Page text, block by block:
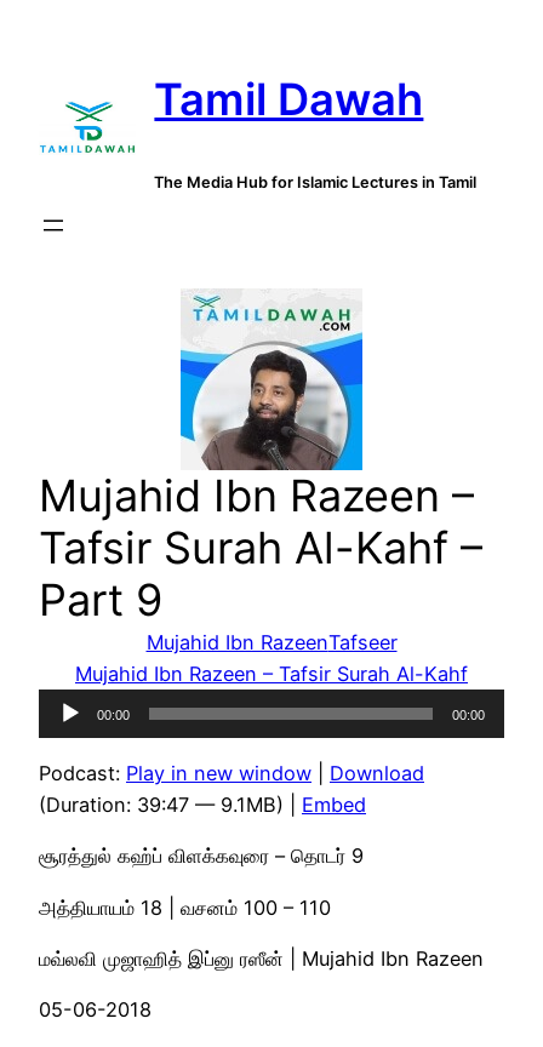
Tamil Dawah
The Media Hub for Islamic Lectures in Tamil
Mujahid Ibn Razeen –
Tafsir Surah Al-Kahf –
Part 9
Mujahid Ibn RazeenTafseer
Mujahid Ibn Razeen – Tafsir Surah Al-Kahf
Audio
Player
00:00 00:00
Podcast: Play in new window
Download
(Duration: 39:47 — 9.1MB) | Embed
சூரத்துல் கஹ்ப் விளக்கவுரை – தொடர் 9
அத்தியாயம் 18 | வசனம் 100 – 110
மவ்லவி முஜாஹித் இப்னு ரஸீன் | Mujahid Ibn Razeen
05-06-2018